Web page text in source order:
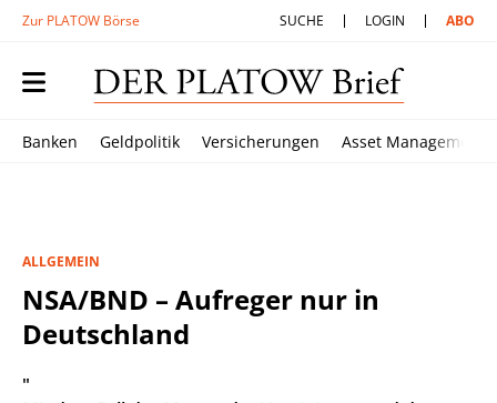
Zur PLATOW Börse SUCHE LOGIN ABO
Banken Geldpolitik Versicherungen Asset Management
ALLGEMEIN
NSA/BND – Aufreger nur in
Deutschland
"